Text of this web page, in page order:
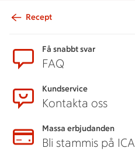
Recept
Få snabbt svar
FAQ
Kundservice
Kontakta oss
Massa erbjudanden
Bli stammis på ICA